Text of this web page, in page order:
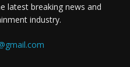
latest breaking news and
industry.